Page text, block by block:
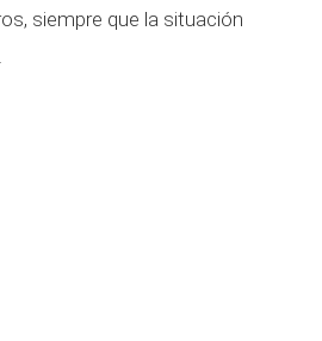
siempre que la situación